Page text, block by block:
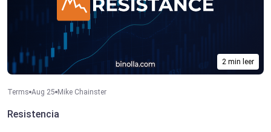
2 min leer
Terms Aug 25 Mike Chainster
Resistencia